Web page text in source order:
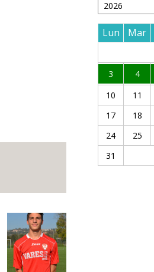
Lun Mar
3
4
10
11
17
18
24
25
31